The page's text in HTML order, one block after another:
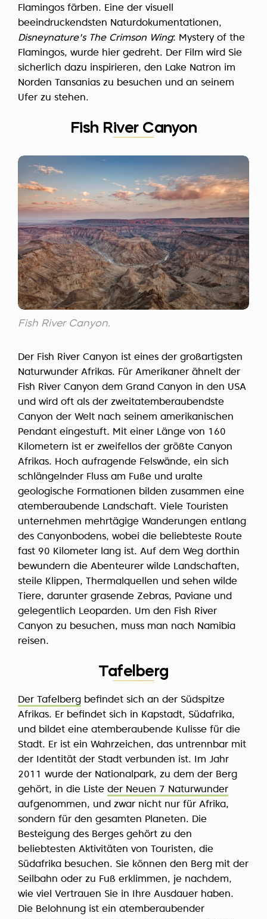
Flamingos färben. Eine der visuell
beeindruckendsten Naturdokumentationen,
Disneynature's The Crimson Wing: Mystery of the
Flamingos, wurde hier gedreht. Der Film wird Sie
sicherlich dazu inspirieren, den Lake Natron im
Norden Tansanias zu besuchen und an seinem
Ufer zu stehen.
Fish River Canyon
Fish River Canyon.
Der Fish River Canyon ist eines der großartigsten
Naturwunder Afrikas. Für Amerikaner ähnelt der
Fish River Canyon dem Grand Canyon in den USA
und wird oft als der zweitatemberaubendste
Canyon der Welt nach seinem amerikanischen
Pendant eingestuft. Mit einer Länge von 160
Kilometern ist er zweifellos der größte Canyon
Afrikas. Hoch aufragende Felswände, ein sich
schlängelnder Fluss am Fuße und uralte
geologische Formationen bilden zusammen eine
atemberaubende Landschaft. Viele Touristen
unternehmen mehrtägige Wanderungen entlang
des Canyonbodens, wobei die beliebteste Route
fast 90 Kilometer lang ist. Auf dem Weg dorthin
bewundern die Abenteurer wilde Landschaften,
steile Klippen, Thermalquellen und sehen wilde
Tiere, darunter grasende Zebras, Paviane und
gelegentlich Leoparden. Um den Fish River
Canyon zu besuchen, muss man nach Namibia
reisen.
Tafelberg
Der Tafelberg befindet sich an der Südspitze
Afrikas. Er befindet sich in Kapstadt, Südafrika,
und bildet eine atemberaubende Kulisse für die
Stadt. Er ist ein Wahrzeichen, das untrennbar mit
der Identität der Stadt verbunden ist. Im Jahr
2011 wurde der Nationalpark, zu dem der Berg
gehört, in die Liste der Neuen 7 Naturwunder
aufgenommen, und zwar nicht nur für Afrika,
sondern für den gesamten Planeten. Die
Besteigung des Berges gehört zu den
beliebtesten Aktivitäten von Touristen, die
Südafrika besuchen. Sie können den Berg mit der
Seilbahn oder zu Fuß erklimmen, je nachdem,
wie viel Vertrauen Sie in Ihre Ausdauer haben.
Die Belohnung ist ein atemberaubender